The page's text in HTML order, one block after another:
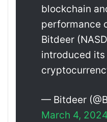
blockchain
performance
Bitdeer
introduced
— Bitdeer
March 4, 2024